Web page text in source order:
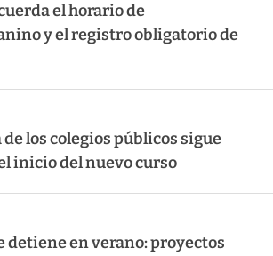
el horario de
y el registro obligatorio de
los colegios públicos sigue
inicio del nuevo curso
detiene en verano: proyectos